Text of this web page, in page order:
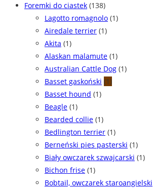
Foremki do ciastek (138)
Lagotto romagnolo (1)
Airedale terrier (1)
Akita (1)
Alaskan malamute (1)
Australian Cattle Dog (1)
Basset gaskoński (1)
Basset hound (1)
Beagle (1)
Bearded collie (1)
Bedlington terrier (1)
Berneński pies pasterski (1)
Biały owczarek szwajcarski (1)
Bichon frise (1)
Bobtail, owczarek staroangielski